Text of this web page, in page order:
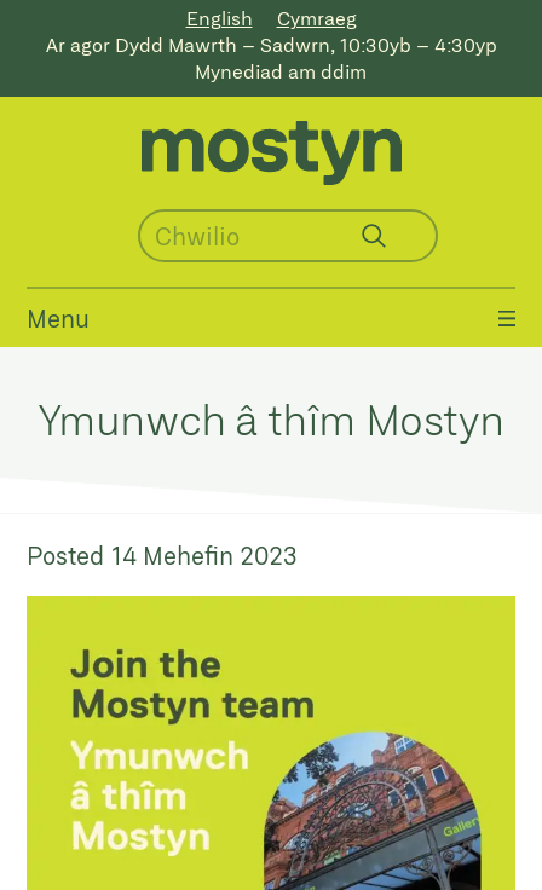
English
Cymraeg
Ar agor Dydd Mawrth – Sadwrn, 10:30yb – 4:30yp
Mynediad am ddim
Menu
Ymunwch â thîm Mostyn
Posted 14 Mehefin 2023